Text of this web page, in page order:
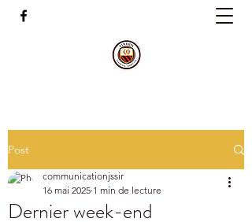
Post
Dernier week-end
communicationjssir
16 mai 2025 1 min de lecture